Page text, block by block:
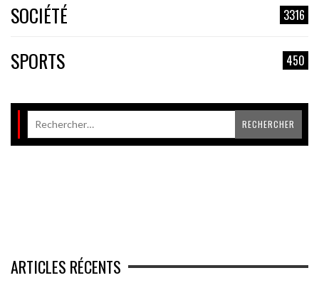
SOCIÉTÉ 3316
SPORTS 450
ARTICLES RÉCENTS